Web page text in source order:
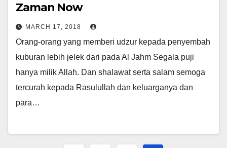
Zaman Now
MARCH 17, 2018
Orang-orang yang memberi udzur kepada penyembah
kuburan lebih jelek dari pada Al Jahm Segala puji
hanya milik Allah. Dan shalawat serta salam semoga
tercurah kepada Rasulullah dan keluarganya dan
para…